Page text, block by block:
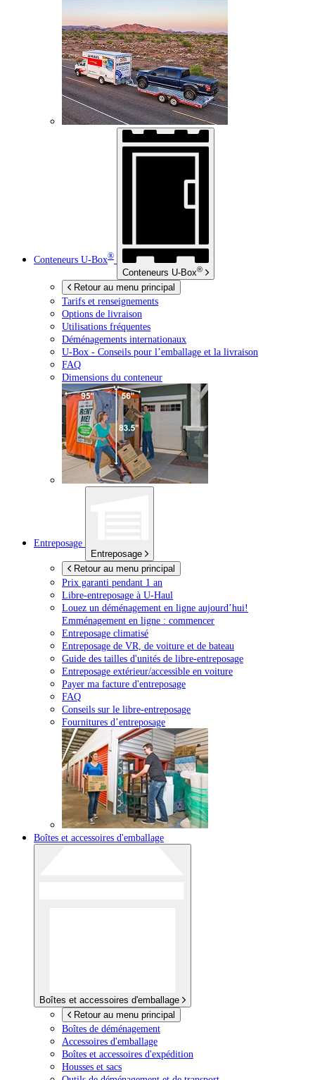
Conteneurs U-Box®
Conteneurs U-Box®
Retour au menu principal
Tarifs et renseignements
Options de livraison
Utilisations fréquentes
Déménagements internationaux
U-Box - Conseils pour l’emballage et la livraison
FAQ
Dimensions du conteneur
Entreposage
Entreposage
Retour au menu principal
Prix garanti pendant 1 an
Libre-entreposage à U-Haul
Louez un déménagement en ligne aujourd’hui!
Emménagement en ligne : commencer
Entreposage climatisé
Entreposage de VR, de voiture et de bateau
Guide des tailles d'unités de libre-entreposage
Entreposage extérieur/accessible en voiture
Payer ma facture d'entreposage
FAQ
Conseils sur le libre-entreposage
Fournitures d’entreposage
Boîtes et accessoires d'emballage
Boîtes et accessoires d'emballage
Retour au menu principal
Boîtes de déménagement
Accessoires d'emballage
Boîtes et accessoires d'expédition
Housses et sacs